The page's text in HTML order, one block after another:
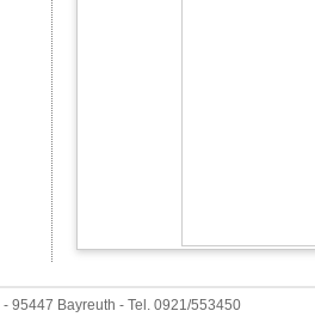
- 95447 Bayreuth - Tel. 0921/553450